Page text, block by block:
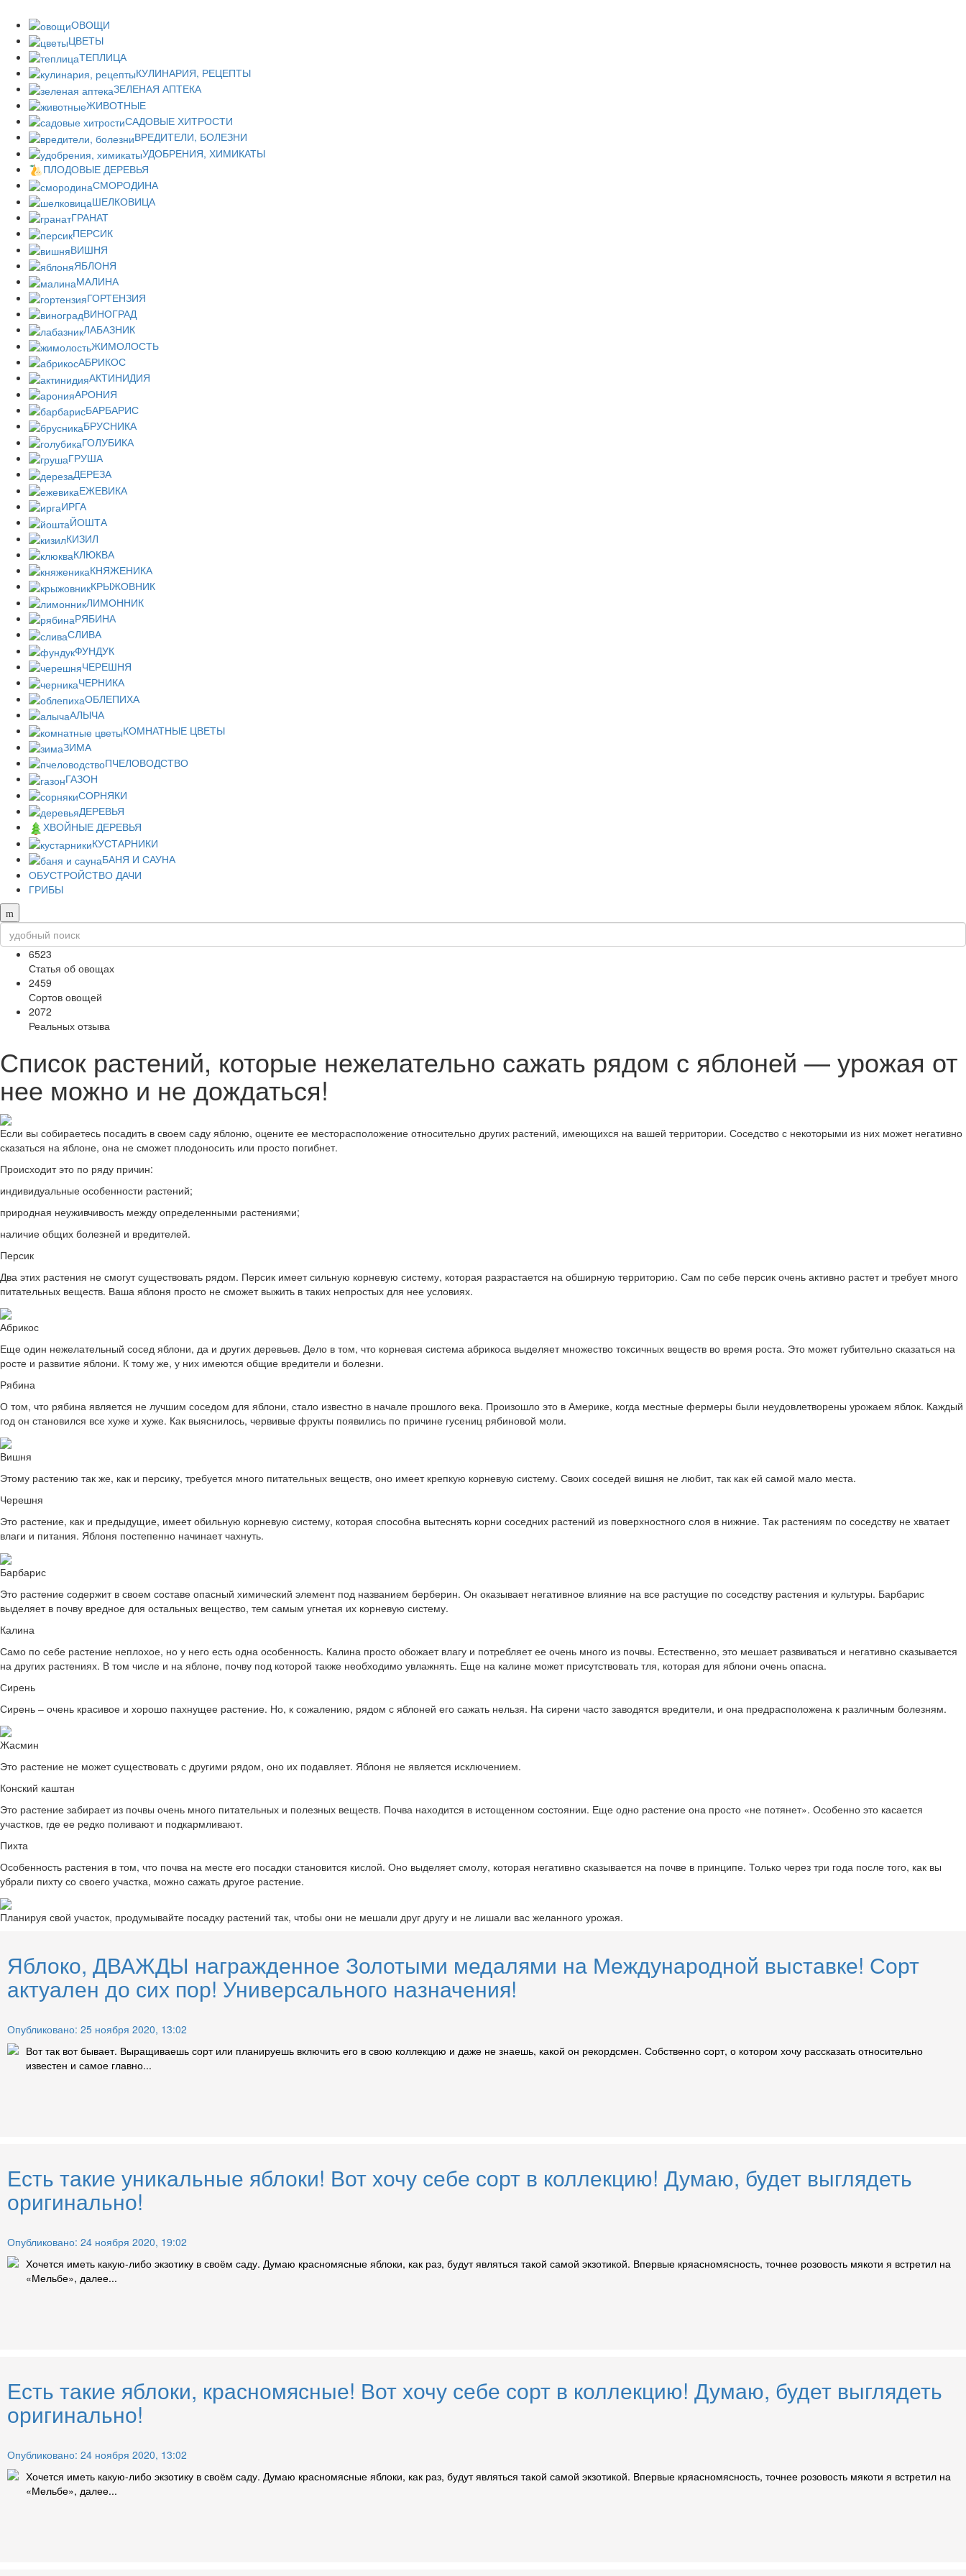
ОВОЩИ
ЦВЕТЫ
ТЕПЛИЦА
КУЛИНАРИЯ, РЕЦЕПТЫ
ЗЕЛЕНАЯ АПТЕКА
ЖИВОТНЫЕ
САДОВЫЕ ХИТРОСТИ
ВРЕДИТЕЛИ, БОЛЕЗНИ
УДОБРЕНИЯ, ХИМИКАТЫ
ПЛОДОВЫЕ ДЕРЕВЬЯ
СМОРОДИНА
ШЕЛКОВИЦА
ГРАНАТ
ПЕРСИК
ВИШНЯ
ЯБЛОНЯ
МАЛИНА
ГОРТЕНЗИЯ
ВИНОГРАД
ЛАБАЗНИК
ЖИМОЛОСТЬ
АБРИКОС
АКТИНИДИЯ
АРОНИЯ
БАРБАРИС
БРУСНИКА
ГОЛУБИКА
ГРУША
ДЕРЕЗА
ЕЖЕВИКА
ИРГА
ЙОШТА
КИЗИЛ
КЛЮКВА
КНЯЖЕНИКА
КРЫЖОВНИК
ЛИМОННИК
РЯБИНА
СЛИВА
ФУНДУК
ЧЕРЕШНЯ
ЧЕРНИКА
ОБЛЕПИХА
АЛЫЧА
КОМНАТНЫЕ ЦВЕТЫ
ЗИМА
ПЧЕЛОВОДСТВО
ГАЗОН
СОРНЯКИ
ДЕРЕВЬЯ
ХВОЙНЫЕ ДЕРЕВЬЯ
КУСТАРНИКИ
БАНЯ И САУНА
ОБУСТРОЙСТВО ДАЧИ
ГРИБЫ
6523
Статья об овощах
2459
Сортов овощей
2072
Реальных отзыва
Список растений, которые нежелательно сажать рядом с яблоней — урожая от
нее можно и не дождаться!
Если вы собираетесь посадить в своем саду яблоню, оцените ее месторасположение относительно других растений, имеющихся на вашей территории. Соседство с некоторыми из них может негативно
сказаться на яблоне, она не сможет плодоносить или просто погибнет.
Происходит это по ряду причин:
индивидуальные особенности растений;
природная неуживчивость между определенными растениями;
наличие общих болезней и вредителей.
Персик
Два этих растения не смогут существовать рядом. Персик имеет сильную корневую систему, которая разрастается на обширную территорию. Сам по себе персик очень активно растет и требует много
питательных веществ. Ваша яблоня просто не сможет выжить в таких непростых для нее условиях.
Абрикос
Еще один нежелательный сосед яблони, да и других деревьев. Дело в том, что корневая система абрикоса выделяет множество токсичных веществ во время роста. Это может губительно сказаться на
росте и развитие яблони. К тому же, у них имеются общие вредители и болезни.
Рябина
О том, что рябина является не лучшим соседом для яблони, стало известно в начале прошлого века. Произошло это в Америке, когда местные фермеры были неудовлетворены урожаем яблок. Каждый
год он становился все хуже и хуже. Как выяснилось, червивые фрукты появились по причине гусениц рябиновой моли.
Вишня
Этому растению так же, как и персику, требуется много питательных веществ, оно имеет крепкую корневую систему. Своих соседей вишня не любит, так как ей самой мало места.
Черешня
Это растение, как и предыдущие, имеет обильную корневую систему, которая способна вытеснять корни соседних растений из поверхностного слоя в нижние. Так растениям по соседству не хватает
влаги и питания. Яблоня постепенно начинает чахнуть.
Барбарис
Это растение содержит в своем составе опасный химический элемент под названием берберин. Он оказывает негативное влияние на все растущие по соседству растения и культуры. Барбарис
выделяет в почву вредное для остальных вещество, тем самым угнетая их корневую систему.
Калина
Само по себе растение неплохое, но у него есть одна особенность. Калина просто обожает влагу и потребляет ее очень много из почвы. Естественно, это мешает развиваться и негативно сказывается
на других растениях. В том числе и на яблоне, почву под которой также необходимо увлажнять. Еще на калине может присутствовать тля, которая для яблони очень опасна.
Сирень
Сирень – очень красивое и хорошо пахнущее растение. Но, к сожалению, рядом с яблоней его сажать нельзя. На сирени часто заводятся вредители, и она предрасположена к различным болезням.
Жасмин
Это растение не может существовать с другими рядом, оно их подавляет. Яблоня не является исключением.
Конский каштан
Это растение забирает из почвы очень много питательных и полезных веществ. Почва находится в истощенном состоянии. Еще одно растение она просто «не потянет». Особенно это касается
участков, где ее редко поливают и подкармливают.
Пихта
Особенность растения в том, что почва на месте его посадки становится кислой. Оно выделяет смолу, которая негативно сказывается на почве в принципе. Только через три года после того, как вы
убрали пихту со своего участка, можно сажать другое растение.
Планируя свой участок, продумывайте посадку растений так, чтобы они не мешали друг другу и не лишали вас желанного урожая.
Яблоко, ДВАЖДЫ награжденное Золотыми медалями на Международной выставке! Сорт
актуален до сих пор! Универсального назначения!
Опубликовано: 25 ноября 2020, 13:02
Вот так вот бывает. Выращиваешь сорт или планируешь включить его в свою коллекцию и даже не знаешь, какой он рекордсмен. Собственно сорт, о котором хочу рассказать относительно
известен и самое главно...
Есть такие уникальные яблоки! Вот хочу себе сорт в коллекцию! Думаю, будет выглядеть
оригинально!
Опубликовано: 24 ноября 2020, 19:02
Хочется иметь какую-либо экзотику в своём саду. Думаю красномясные яблоки, как раз, будут являться такой самой экзотикой. Впервые кряасномясность, точнее розовость мякоти я встретил на
«Мельбе», далее...
Есть такие яблоки, красномясные! Вот хочу себе сорт в коллекцию! Думаю, будет выглядеть
оригинально!
Опубликовано: 24 ноября 2020, 13:02
Хочется иметь какую-либо экзотику в своём саду. Думаю красномясные яблоки, как раз, будут являться такой самой экзотикой. Впервые кряасномясность, точнее розовость мякоти я встретил на
«Мельбе», далее...